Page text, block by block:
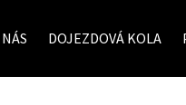
DOJEZDOVÁ KOLA